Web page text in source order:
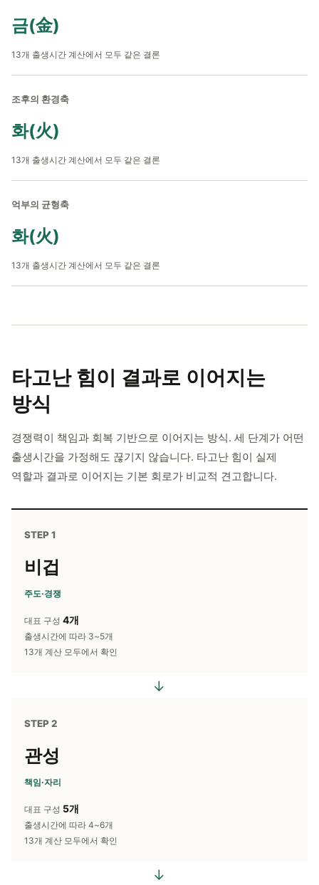
금(金)
13개 출생시간 계산에서 모두 같은 결론
조후의 환경축
화(火)
13개 출생시간 계산에서 모두 같은 결론
억부의 균형축
화(火)
13개 출생시간 계산에서 모두 같은 결론
타고난 힘이 결과로 이어지는
방식
경쟁력이 책임과 회복 기반으로 이어지는 방식. 세 단계가 어떤
출생시간을 가정해도 끊기지 않습니다. 타고난 힘이 실제
역할과 결과로 이어지는 기본 회로가 비교적 견고합니다.
STEP 1
비겁
주도·경쟁
대표 구성 4개
출생시간에 따라 3~5개
13개 계산 모두에서 확인
→
STEP 2
관성
책임·자리
대표 구성 5개
출생시간에 따라 4~6개
13개 계산 모두에서 확인
→